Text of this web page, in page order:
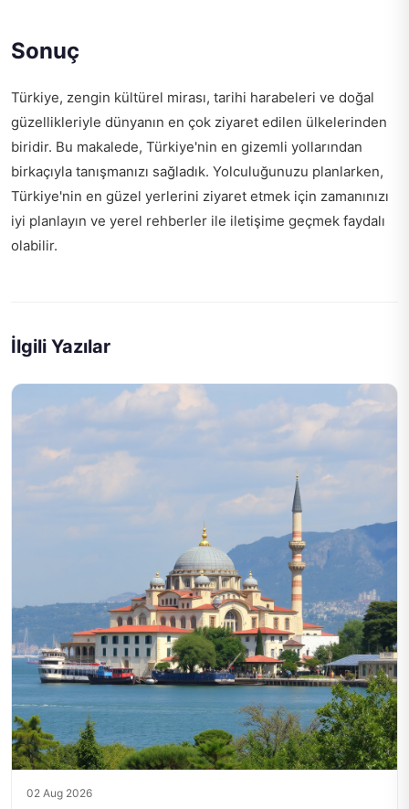
Sonuç
Türkiye, zengin kültürel mirası, tarihi harabeleri ve doğal
güzellikleriyle dünyanın en çok ziyaret edilen ülkelerinden
biridir. Bu makalede, Türkiye'nin en gizemli yollarından
birkaçıyla tanışmanızı sağladık. Yolculuğunuzu planlarken,
Türkiye'nin en güzel yerlerini ziyaret etmek için zamanınızı
iyi planlayın ve yerel rehberler ile iletişime geçmek faydalı
olabilir.
İlgili Yazılar
02 Aug 2026